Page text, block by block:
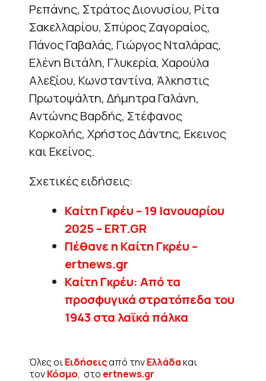
Ρεπάνης, Στράτος Διονυσίου, Ρίτα
Σακελλαρίου, Σπύρος Ζαγοραίος,
Πάνος Γαβαλάς, Γιώργος Νταλάρας,
Ελένη Βιτάλη, Γλυκερία, Χαρούλα
Αλεξίου, Κωνσταντίνα, Άλκηστις
Πρωτοψάλτη, Δήμητρα Γαλάνη,
Αντώνης Βαρδής, Στέφανος
Κορκολής, Χρήστος Δάντης, Εκεινος
και Εκείνος.
Σχετικές ειδήσεις:
Καίτη Γκρέυ – 19 Ιανουαρίου
2025 – ERT.GR
Πέθανε η Καίτη Γκρέυ –
ertnews.gr
Καίτη Γκρέυ: Από τα
προσφυγικά στρατόπεδα του
1943 στα λαϊκά πάλκα
Όλες οιΕιδήσειςαπό τηνΕλλάδακαι
τονΚόσμο, στο ertnews.gr